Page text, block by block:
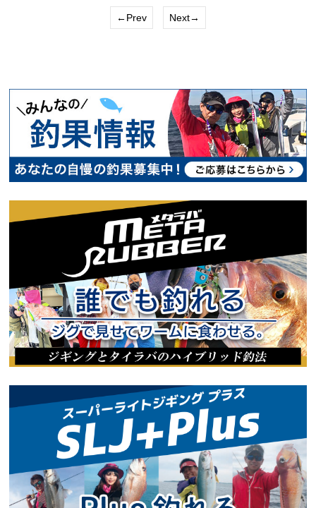
←Prev Next→